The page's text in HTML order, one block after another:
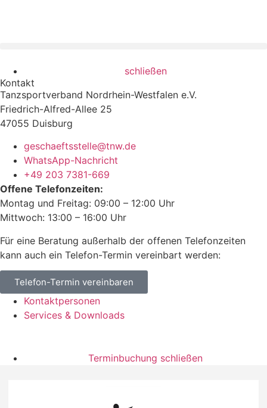
schließen
Kontakt
Tanzsportverband Nordrhein-Westfalen e.V.
Friedrich-Alfred-Allee 25
47055 Duisburg
geschaeftsstelle@tnw.de
WhatsApp-Nachricht
+49 203 7381-669
Offene Telefonzeiten:
Montag und Freitag: 09:00 – 12:00 Uhr
Mittwoch: 13:00 – 16:00 Uhr
Für eine Beratung außerhalb der offenen Telefonzeiten
kann auch ein Telefon-Termin vereinbart werden:
Telefon-Termin vereinbaren
Kontaktpersonen
Services & Downloads
Terminbuchung schließen